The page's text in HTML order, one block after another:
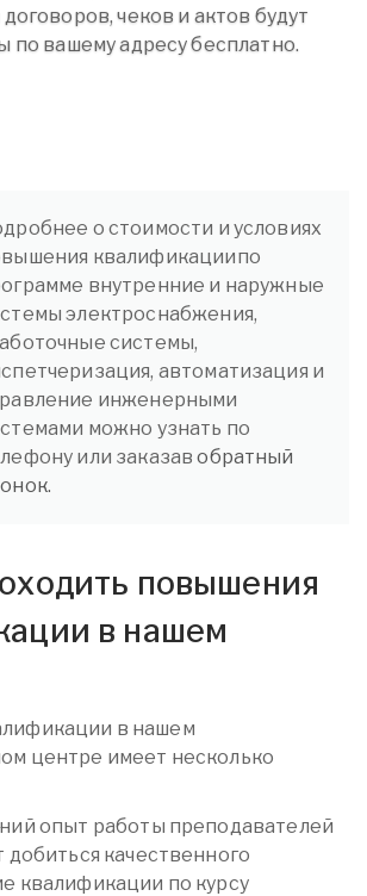
чеков и актов будут
по вашему адресу бесплатно.
о стоимости и условиях
квалификациипо
внутренние и наружные
электроснабжения,
системы,
автоматизация и
инженерными
можно узнать по
или заказавобратный
повышения
в нашем
в нашем
центре имеет несколько
опыт работы преподавателей
добиться качественного
квалификации по курсу